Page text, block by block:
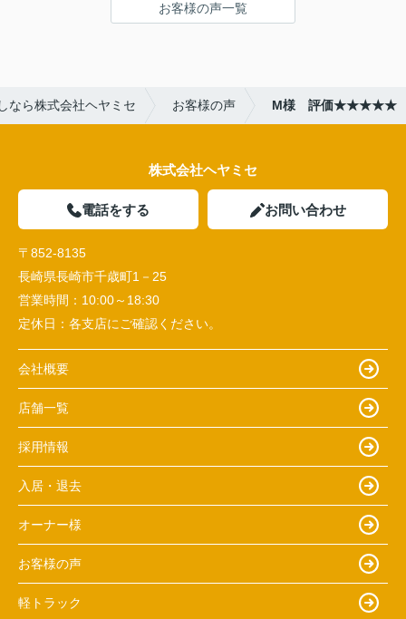
お客様の声一覧
なら株式会社ヘヤミセ お客様の声 M様 評価★★★★★
株式会社ヘヤミセ
電話をする お問い合わせ
〒852-8135
長崎県長崎市千歳町1－25
営業時間： 10:00～18:30
定休日： 各支店にご確認ください。
会社概要
店舗一覧
採用情報
入居・退去
オーナー様
お客様の声
軽トラック